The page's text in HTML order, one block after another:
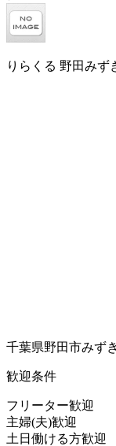
りらくる 野田みず
千葉県野田市みず
歓迎条件
フリーター歓迎
主婦(夫)歓迎
土日働ける方歓迎